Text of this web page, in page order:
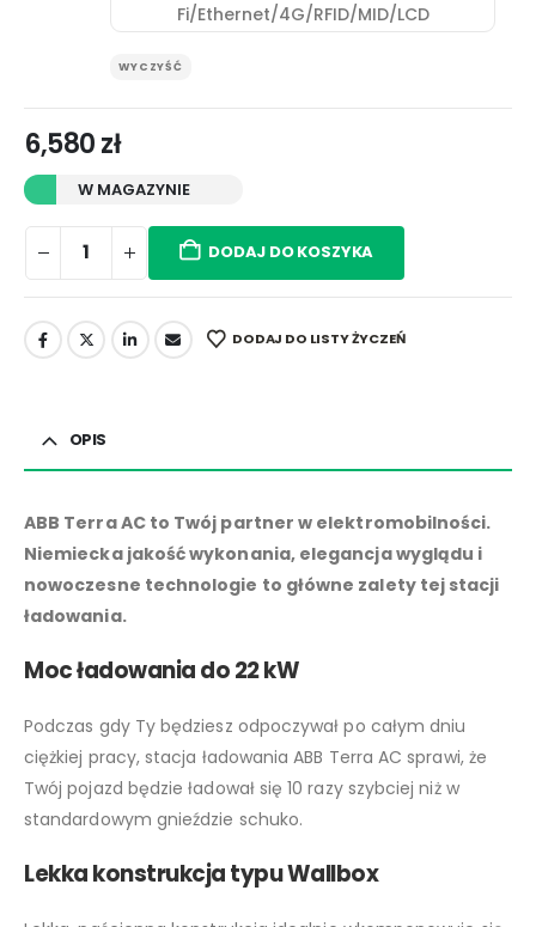
Fi/Ethernet/4G/RFID/MID/LCD
WYCZYŚĆ
6,580zł
W MAGAZYNIE
DODAJ DO KOSZYKA
DODAJ DO LISTY ŻYCZEŃ
OPIS
ABB Terra AC to Twój partner w elektromobilności.
Niemiecka jakość wykonania, elegancja wyglądu i
nowoczesne technologie to główne zalety tej stacji
ładowania.
Moc ładowania do 22 kW
Podczas gdy Ty będziesz odpoczywał po całym dniu
ciężkiej pracy, stacja ładowania ABB Terra AC sprawi, że
Twój pojazd będzie ładował się 10 razy szybciej niż w
standardowym gnieździe schuko.
Lekka konstrukcja typu Wallbox